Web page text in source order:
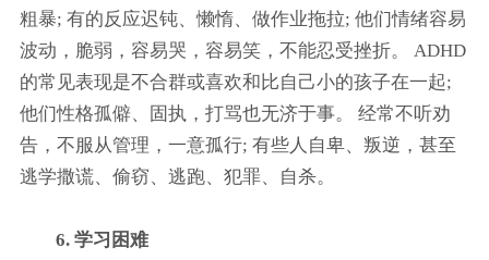
粗暴; 有的反应迟钝、懒惰、做作业拖拉; 他们情绪容易
波动，脆弱，容易哭，容易笑，不能忍受挫折。 ADHD
的常见表现是不合群或喜欢和比自己小的孩子在一起;
他们性格孤僻、固执，打骂也无济于事。 经常不听劝
告，不服从管理，一意孤行; 有些人自卑、叛逆，甚至
逃学撒谎、偷窃、逃跑、犯罪、自杀。
6. 学习困难